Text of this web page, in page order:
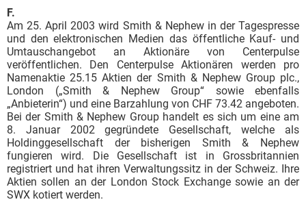
F.
Am 25. April 2003 wird Smith & Nephew in der Tagespresse
und den elektronischen Medien das öffentliche Kauf- und
Umtauschangebot an Aktionäre von Centerpulse
veröffentlichen. Den Centerpulse Aktionären werden pro
Namenaktie 25.15 Aktien der Smith & Nephew Group plc.,
London („Smith & Nephew Group“ sowie ebenfalls
„Anbieterin“) und eine Barzahlung von CHF 73.42 angeboten.
Bei der Smith & Nephew Group handelt es sich um eine am
8. Januar 2002 gegründete Gesellschaft, welche als
Holdinggesellschaft der bisherigen Smith & Nephew
fungieren wird. Die Gesellschaft ist in Grossbritannien
registriert und hat ihren Verwaltungssitz in der Schweiz. Ihre
Aktien sollen an der London Stock Exchange sowie an der
SWX kotiert werden.